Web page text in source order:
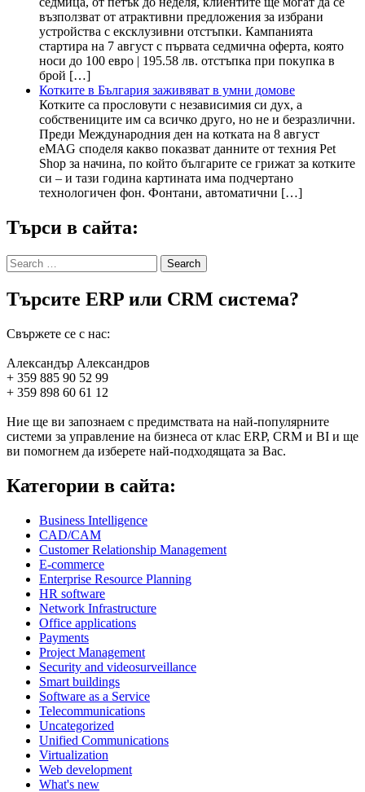
възползват от атрактивни предложения за избрани
устройства с ексклузивни отстъпки. Кампанията
стартира на 7 август с първата седмична оферта, която
носи до 100 евро | 195.58 лв. отстъпка при покупка в
брой […]
Котките в България заживяват в умни домове
Котките са прословути с независимия си дух, а
собствениците им са всичко друго, но не и безразлични.
Преди Международния ден на котката на 8 август
eMAG споделя какво показват данните от техния Pet
Shop за начина, по който българите се грижат за котките
си – и тази година картината има подчертано
технологичен фон. Фонтани, автоматични […]
Търси в сайта:
Search
for:
Търсите ERP или CRM система?
Свържете се с нас:
Александър Александров
+ 359 885 90 52 99
+ 359 898 60 61 12
Ние ще ви запознаем с предимствата на най-популярните
системи за управление на бизнеса от клас ERP, CRM и BI и ще
ви помогнем да изберете най-подходящата за Вас.
Категории в сайта:
Business Intelligence
CAD/CAM
Customer Relationship Management
E-commerce
Enterprise Resource Planning
HR software
Network Infrastructure
Office applications
Payments
Project Management
Security and videosurveillance
Smart buildings
Software as a Service
Telecommunications
Uncategorized
Unified Communications
Virtualization
Web development
What's new